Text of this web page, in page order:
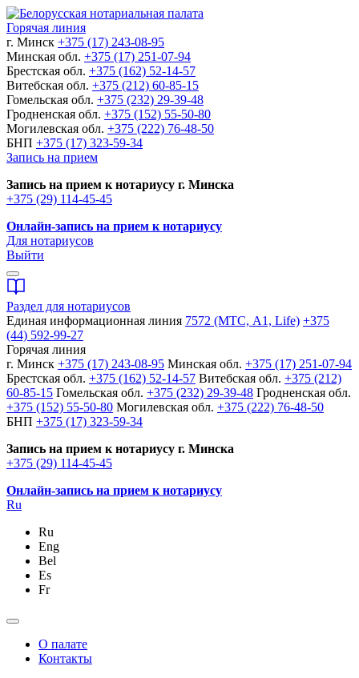
Горячая линия
г. Минск +375 (17) 243-08-95
Минская обл. +375 (17) 251-07-94
Брестская обл. +375 (162) 52-14-57
Витебская обл. +375 (212) 60-85-15
Гомельская обл. +375 (232) 29-39-48
Гродненская обл. +375 (152) 55-50-80
Могилевская обл. +375 (222) 76-48-50
БНП +375 (17) 323-59-34
Запись на прием
Запись на прием к нотариусу г. Минска
+375 (29) 114-45-45
Онлайн-запись на прием к нотариусу
Для нотариусов
Выйти
Раздел для нотариусов
Единая информационная линия 7572 (МТС, A1, Life) +375
(44) 592-99-27
Горячая линия
г. Минск +375 (17) 243-08-95 Минская обл. +375 (17) 251-07-94
Брестская обл. +375 (162) 52-14-57 Витебская обл. +375 (212)
60-85-15 Гомельская обл. +375 (232) 29-39-48 Гродненская обл.
+375 (152) 55-50-80 Могилевская обл. +375 (222) 76-48-50
БНП +375 (17) 323-59-34
Запись на прием к нотариусу г. Минска
+375 (29) 114-45-45
Онлайн-запись на прием к нотариусу
Ru
Ru
Eng
Bel
Es
Fr
О палате
Контакты